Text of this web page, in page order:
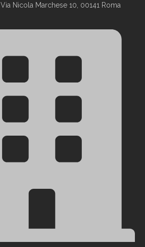
Via Nicola Marchese 10, 00141 Roma